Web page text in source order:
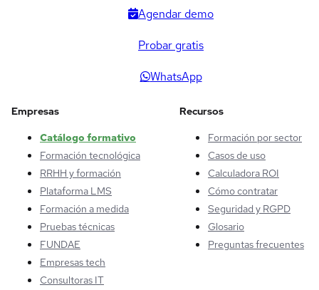
Agendar demo
Probar gratis
WhatsApp
Empresas
Catálogo formativo
Formación tecnológica
RRHH y formación
Plataforma LMS
Formación a medida
Pruebas técnicas
FUNDAE
Empresas tech
Consultoras IT
Recursos
Formación por sector
Casos de uso
Calculadora ROI
Cómo contratar
Seguridad y RGPD
Glosario
Preguntas frecuentes